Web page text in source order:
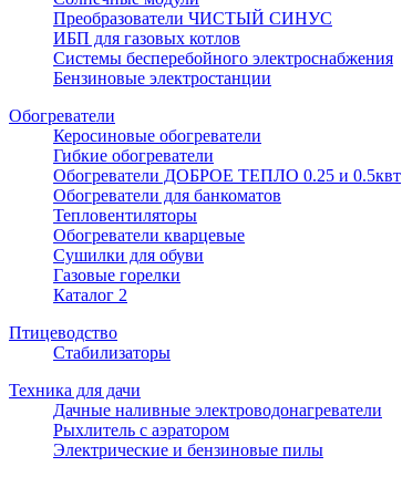
Преобразователи ЧИСТЫЙ СИНУС
ИБП для газовых котлов
Системы бесперебойного электроснабжения
Бензиновые электростанции
Обогреватели
Керосиновые обогреватели
Гибкие обогреватели
Обогреватели ДОБРОЕ ТЕПЛО 0.25 и 0.5квт
Обогреватели для банкоматов
Тепловентиляторы
Обогреватели кварцевые
Сушилки для обуви
Газовые горелки
Каталог 2
Птицеводство
Стабилизаторы
Техника для дачи
Дачные наливные электроводонагреватели
Рыхлитель с аэратором
Электрические и бензиновые пилы